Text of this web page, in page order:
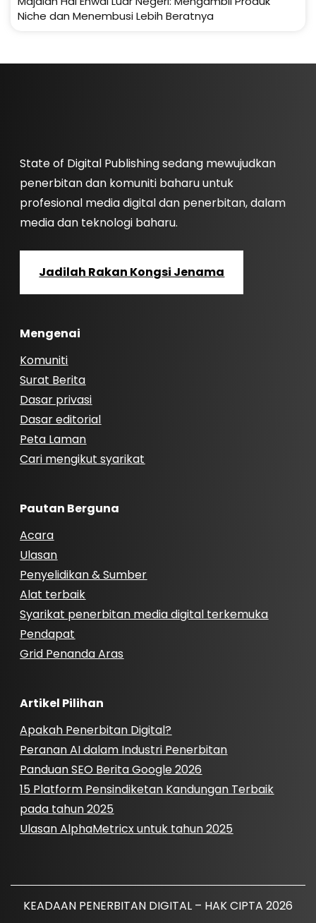
Niche dan Menembusi Lebih Beratnya
State of Digital Publishing sedang mewujudkan
penerbitan dan komuniti baharu untuk
profesional media digital dan penerbitan, dalam
media dan teknologi baharu.
Jadilah Rakan Kongsi Jenama
Mengenai
Komuniti
Surat Berita
Dasar privasi
Dasar editorial
Peta Laman
Cari mengikut syarikat
Pautan Berguna
Acara
Ulasan
Penyelidikan & Sumber
Alat terbaik
Syarikat penerbitan media digital terkemuka
Pendapat
Grid Penanda Aras
Artikel Pilihan
Apakah Penerbitan Digital?
Peranan AI dalam Industri Penerbitan
Panduan SEO Berita Google 2026
15 Platform Pensindiketan Kandungan Terbaik
pada tahun 2025
Ulasan AlphaMetricx untuk tahun 2025
KEADAAN PENERBITAN DIGITAL – HAK CIPTA 2026